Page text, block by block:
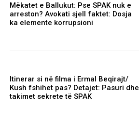
Mëkatet e Ballukut: Pse SPAK nuk e
arreston? Avokati sjell faktet: Dosja
ka elemente korrupsioni
Itinerar si në filma i Ermal Beqirajt/
Kush fshihet pas? Detajet: Pasuri dhe
takimet sekrete të SPAK